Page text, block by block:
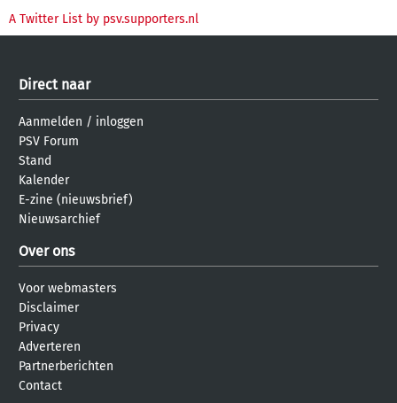
A Twitter List by psv.supporters.nl
Direct naar
Aanmelden / inloggen
PSV Forum
Stand
Kalender
E-zine (nieuwsbrief)
Nieuwsarchief
Over ons
Voor webmasters
Disclaimer
Privacy
Adverteren
Partnerberichten
Contact